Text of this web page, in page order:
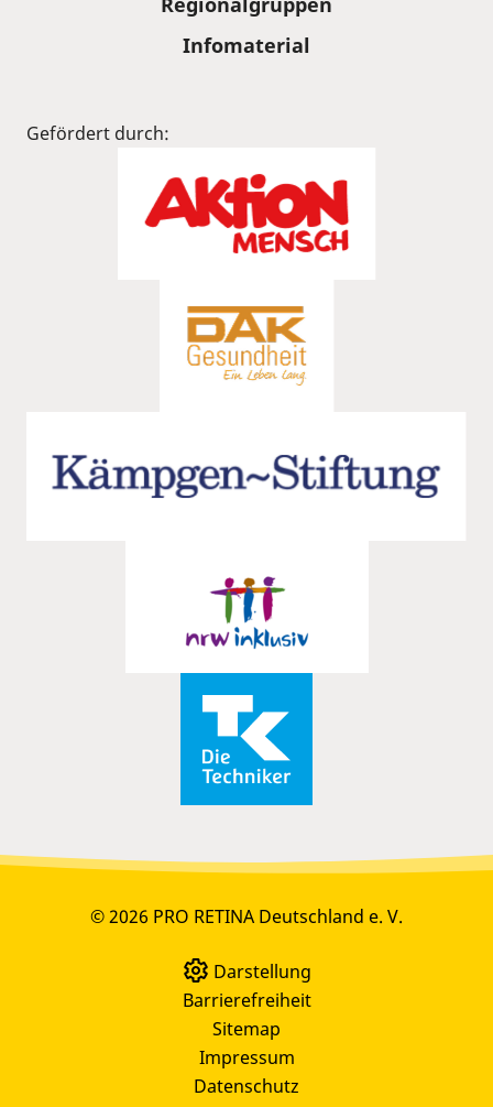
Infomaterial
Gefördert durch:
© 2026 PRO RETINA Deutschland e. V.
Darstellung
Barrierefreiheit
Sitemap
Impressum
Datenschutz